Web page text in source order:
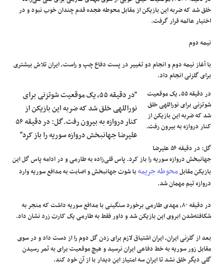
خلق شد که ضربه این بازیکن از مقابل محوطه هجده قدم چندان خوب نبود و در
اختیار عالمه قرار گرفت.
نیمه دوم
با آغاز نیمه دوم و انجام دو تغییر در پست دفاع چپ و راست، ایران تلاش بیشتری
برای گلزنی انجام داد.
"در دقیقه ۵۵، یک موقعیت شوتزنی برای
نوراللهی خلق شد که ضربه این بازیکن از
کنار دروازه به بیرون رفت.گل: در دقیقه ۵۶
علیرضا جهانبخش دروازه سوریه را باز کرد"
در دقیقه ۵۵، یک موقعیت
شوتزنی برای نوراللهی خلق
شد که ضربه این بازیکن از
کنار دروازه به بیرون رفت.
گل: در دقیقه ۵۶ علیرضا
جهانبخش دروازه سوریه را باز کرد. پاس قلی‌زاده به طارمی و در ادامه پاس گل این
بازیکن مقابلمحوطه جریمهبا شوت جهانبخش و اصابت به مدافع سوریه وارد
دروازه تیم مهمان شد.
در دقیقه ۸۰، مهدی طارمی برخورد سنگینی با مدافع سوریه داشت که منجر به
شکافته‌شدن ابروی این بازیکن شد و داور فقط به طارمی یک کارت زرد نشان داد.
بعد از گلزنی ایران، ایران اشتیاق لازم برای زدن گل دوم را از دست داد و در سوی
مقابل زور سوریه به خط دفاعی ایران نرسید و هیچ موقعیت برای به ثمر رسیدن
گلی دیگر خلق نشد تا ایران سه امتیاز این دیدار با از آن خود کند.